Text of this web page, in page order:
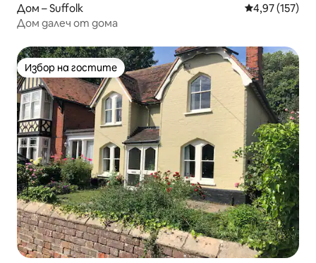
Дом – Suffolk Средна
4,97 (157)
Дом далеч от дома
Избор на гостите
Избор на гостите